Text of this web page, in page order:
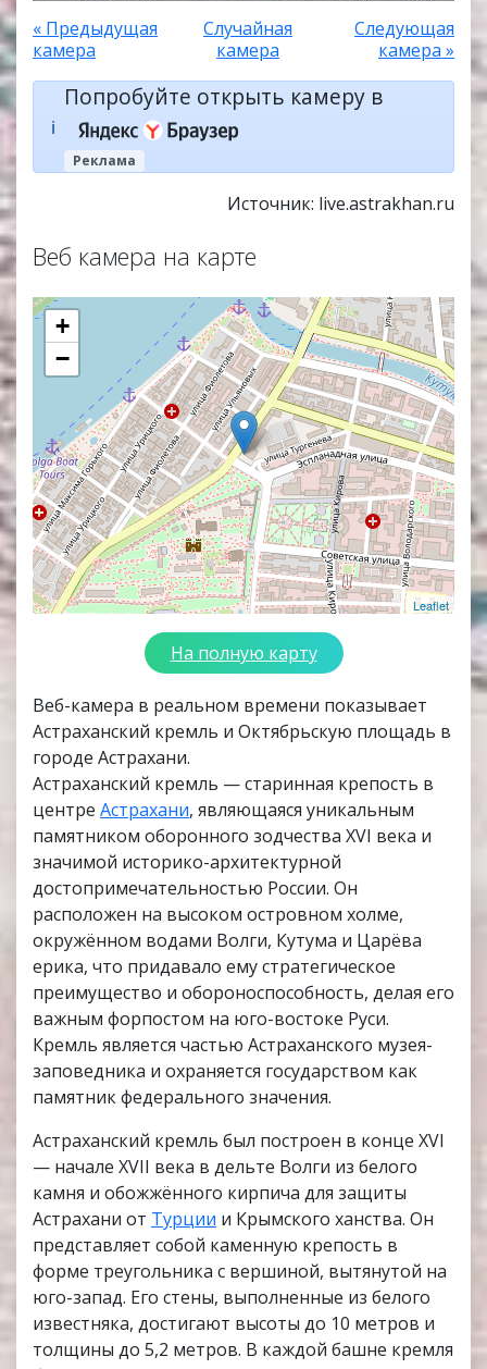
« Предыдущая
камера
Случайная
камера
Следующая
камера »
ℹ️
Попробуйте открыть камеру в
Реклама
Источник: live.astrakhan.ru
Веб камера на карте
+
−
Leaflet
На полную карту
Веб-камера в реальном времени показывает
Астраханский кремль и Октябрьскую площадь в
городе Астрахани.
Астраханский кремль — старинная крепость в
центре Астрахани, являющаяся уникальным
памятником оборонного зодчества XVI века и
значимой историко-архитектурной
достопримечательностью России. Он
расположен на высоком островном холме,
окружённом водами Волги, Кутума и Царёва
ерика, что придавало ему стратегическое
преимущество и обороноспособность, делая его
важным форпостом на юго-востоке Руси.
Кремль является частью Астраханского музея-
заповедника и охраняется государством как
памятник федерального значения.
Астраханский кремль был построен в конце XVI
— начале XVII века в дельте Волги из белого
камня и обожжённого кирпича для защиты
Астрахани от Турции и Крымского ханства. Он
представляет собой каменную крепость в
форме треугольника с вершиной, вытянутой на
юго-запад. Его стены, выполненные из белого
известняка, достигают высоты до 10 метров и
толщины до 5,2 метров. В каждой башне кремля